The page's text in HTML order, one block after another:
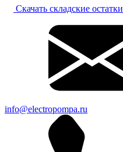
Скачать складские остатки
info@electropompa.ru